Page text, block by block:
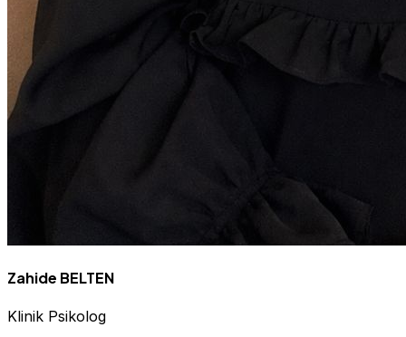
Zahide BELTEN
Klinik Psikolog